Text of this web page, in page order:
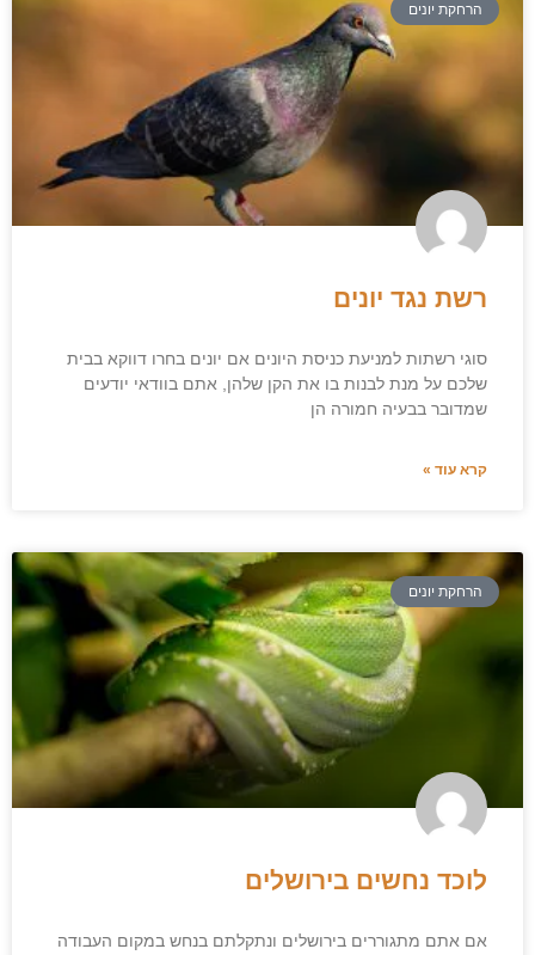
הרחקת יונים
רשת נגד יונים
סוגי רשתות למניעת כניסת היונים אם יונים בחרו דווקא בבית
שלכם על מנת לבנות בו את הקן שלהן, אתם בוודאי יודעים
שמדובר בבעיה חמורה הן
קרא עוד »
הרחקת יונים
לוכד נחשים בירושלים
אם אתם מתגוררים בירושלים ונתקלתם בנחש במקום העבודה